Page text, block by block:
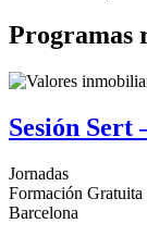
Programas
Sesión
Jornadas
Formación Gratuita
Barcelona